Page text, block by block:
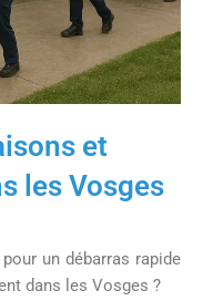
et
les Vosges
un débarras rapide
dans les Vosges ?